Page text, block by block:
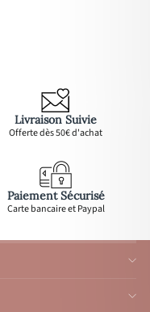
Livraison Suivie
Offerte dès 50€ d'achat
Paiement Sécurisé
Carte bancaire et Paypal